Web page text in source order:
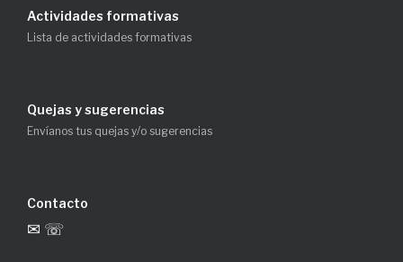
Actividades formativas
Lista de actividades formativas
Quejas y sugerencias
Envíanos tus quejas y/o sugerencias
Contacto
✉ ☏